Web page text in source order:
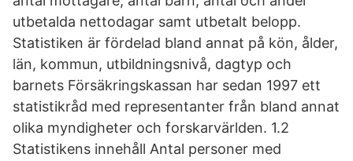
utbetalda nettodagar samt utbetalt belopp.
Statistiken är fördelad bland annat på kön, ålder,
län, kommun, utbildningsnivå, dagtyp och
barnets Försäkringskassan har sedan 1997 ett
statistikråd med representanter från bland annat
olika myndigheter och forskarvärlden. 1.2
Statistikens innehåll Antal personer med